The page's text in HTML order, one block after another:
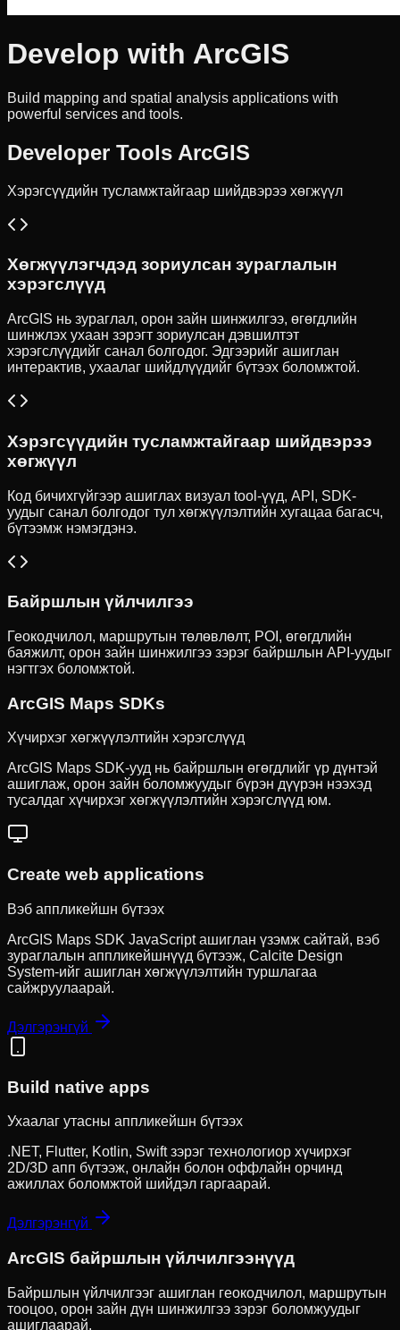
Develop with ArcGIS
Build mapping and spatial analysis applications with
powerful services and tools.
Developer Tools ArcGIS
Хэрэгсүүдийн тусламжтайгаар шийдвэрээ хөгжүүл
Хөгжүүлэгчдэд зориулсан зураглалын
хэрэгслүүд
ArcGIS нь зураглал, орон зайн шинжилгээ, өгөгдлийн
шинжлэх ухаан зэрэгт зориулсан дэвшилтэт
хэрэгслүүдийг санал болгодог. Эдгээрийг ашиглан
интерактив, ухаалаг шийдлүүдийг бүтээх боломжтой.
Хэрэгсүүдийн тусламжтайгаар шийдвэрээ
хөгжүүл
Код бичихгүйгээр ашиглах визуал tool-үүд, API, SDK-
уудыг санал болгодог тул хөгжүүлэлтийн хугацаа багасч,
бүтээмж нэмэгдэнэ.
Байршлын үйлчилгээ
Геокодчилол, маршрутын төлөвлөлт, POI, өгөгдлийн
баяжилт, орон зайн шинжилгээ зэрэг байршлын API-уудыг
нэгтгэх боломжтой.
ArcGIS Maps SDKs
Хүчирхэг хөгжүүлэлтийн хэрэгслүүд
ArcGIS Maps SDK-ууд нь байршлын өгөгдлийг үр дүнтэй
ашиглаж, орон зайн боломжуудыг бүрэн дүүрэн нээхэд
тусалдаг хүчирхэг хөгжүүлэлтийн хэрэгслүүд юм.
Create web applications
Вэб аппликейшн бүтээх
ArcGIS Maps SDK JavaScript ашиглан үзэмж сайтай, вэб
зураглалын аппликейшнүүд бүтээж, Calcite Design
System-ийг ашиглан хөгжүүлэлтийн туршлагаа
сайжруулаарай.
Дэлгэрэнгүй
Build native apps
Ухаалаг утасны аппликейшн бүтээх
.NET, Flutter, Kotlin, Swift зэрэг технологиор хүчирхэг
2D/3D апп бүтээж, онлайн болон оффлайн орчинд
ажиллах боломжтой шийдэл гаргаарай.
Дэлгэрэнгүй
ArcGIS байршлын үйлчилгээнүүд
Байршлын үйлчилгээг ашиглан геокодчилол, маршрутын
тооцоо, орон зайн дүн шинжилгээ зэрэг боломжуудыг
ашиглаарай.